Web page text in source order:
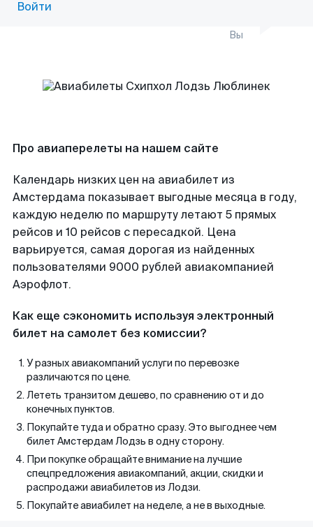
Войти
Вы
Про авиаперелеты на нашем сайте
Календарь низких цен на авиабилет из
Амстердама показывает выгодные месяца в году,
каждую неделю по маршруту летают 5 прямых
рейсов и 10 рейсов с пересадкой. Цена
варьируется, самая дорогая из найденных
пользователями 9000 рублей авиакомпанией
Аэрофлот.
Как еще сэкономить используя электронный
билет на самолет без комиссии?
У разных авиакомпаний услуги по перевозке
различаются по цене.
Лететь транзитом дешево, по сравнению от и до
конечных пунктов.
Покупайте туда и обратно сразу. Это выгоднее чем
билет Амстердам Лодзь в одну сторону.
При покупке обращайте внимание на лучшие
спецпредложения авиакомпаний, акции, скидки и
распродажи авиабилетов из Лодзи.
Покупайте авиабилет на неделе, а не в выходные.